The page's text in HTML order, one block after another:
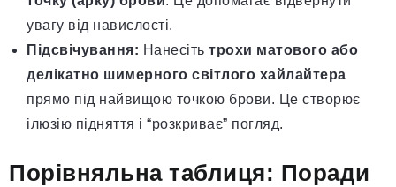
увагу від навислості.
Підсвічування: Нанесіть трохи матового або
делікатно шимерного світлого хайлайтера
прямо під найвищою точкою брови. Це створює
ілюзію підняття і “розкриває” погляд.
Порівняльна таблиця: Поради